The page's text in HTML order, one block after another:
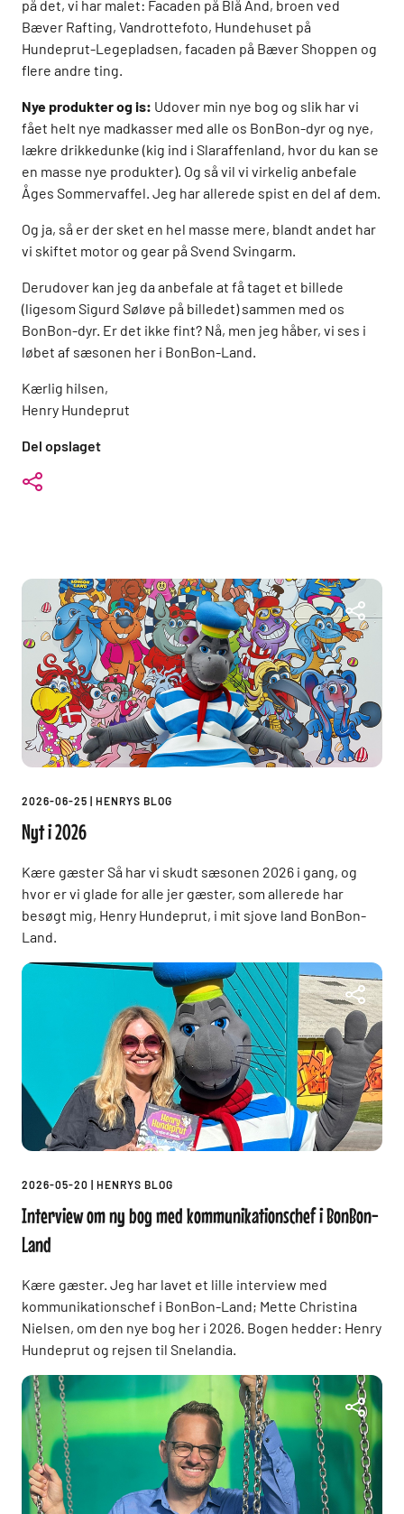
Del opslaget
på det, vi har malet: Facaden på Blå And, broen ved
Bæver Rafting, Vandrottefoto, Hundehuset på
Hundeprut-Legepladsen, facaden på Bæver Shoppen og
flere andre ting.
Nye produkter og is: Udover min nye bog og slik har vi
fået helt nye madkasser med alle os BonBon-dyr og nye,
lækre drikkedunke (kig ind i Slaraffenland, hvor du kan se
en masse nye produkter). Og så vil vi virkelig anbefale
Åges Sommervaffel. Jeg har allerede spist en del af dem.
Og ja, så er der sket en hel masse mere, blandt andet har
vi skiftet motor og gear på Svend Svingarm.
Derudover kan jeg da anbefale at få taget et billede
(ligesom Sigurd Søløve på billedet) sammen med os
BonBon-dyr. Er det ikke fint? Nå, men jeg håber, vi ses i
løbet af sæsonen her i BonBon-Land.
Kærlig hilsen,
Henry Hundeprut
2026-06-25 | HENRYS BLOG
Nyt i 2026
Kære gæster Så har vi skudt sæsonen 2026 i gang, og
hvor er vi glade for alle jer gæster, som allerede har
besøgt mig, Henry Hundeprut, i mit sjove land BonBon-
Land.
2026-05-20 | HENRYS BLOG
Interview om ny bog med kommunikationschef i BonBon-
Land
Kære gæster. Jeg har lavet et lille interview med
kommunikationschef i BonBon-Land; Mette Christina
Nielsen, om den nye bog her i 2026. Bogen hedder: Henry
Hundeprut og rejsen til Snelandia.